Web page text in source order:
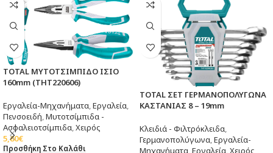
TOTAL ΜΥΤΟΤΣΙΜΠΙΔΟ ΙΣΙΟ
160mm (THT220606)
Εργαλεία-Μηχανήματα,Εργαλεία,
Πενσοειδή,Μυτοτσίμπιδα -
Ασφαλειοτσίμπιδα,Χειρός
5,80€
Προσθήκη Στο Καλάθι
TOTAL ΣΕΤ ΓΕΡΜΑΝΟΠΟΛΥΓΩΝΑ
ΚΑΣΤΑΝΙΑΣ 8 – 19mm
Κλειδιά - Φιλτρόκλειδα,
Γερμανοπολύγωνα,Εργαλεία-
Μηχανήματα,Εργαλεία,Χειρός